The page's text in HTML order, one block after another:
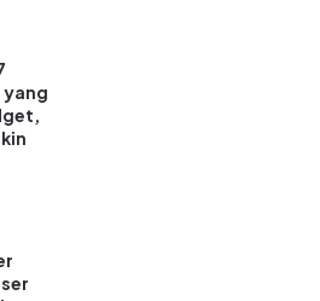
yang